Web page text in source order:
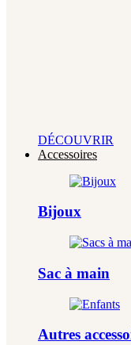
DÉCOUVRIR
Accessoires
Bijoux
Sac à main
Autres